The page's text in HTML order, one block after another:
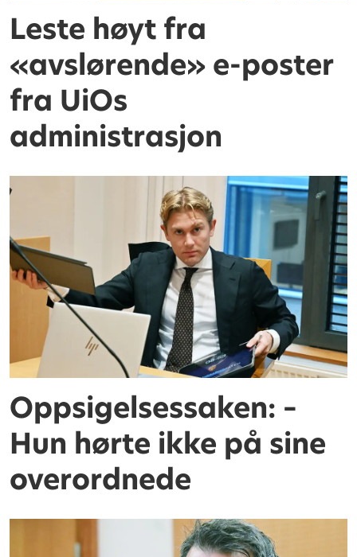
Leste høyt fra
«avslørende» e-poster
fra UiOs
administrasjon
Oppsigelsessaken: –
Hun hørte ikke på sine
overordnede